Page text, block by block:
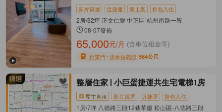
影片賞屋 近捷運 新上架 拎包入住
2房/32坪 正文仁愛 中正區-杭州南路一段
08-07發佈
65,000元/月 (含車位租金等)
距東門 淡水信義線 564公尺
整層住家 小巨蛋捷運共生宅電梯1房
屋主直租 影片賞屋 近捷運 拎包入住
1房/7坪 八德路三段12巷華廈 松山區-八德路三段